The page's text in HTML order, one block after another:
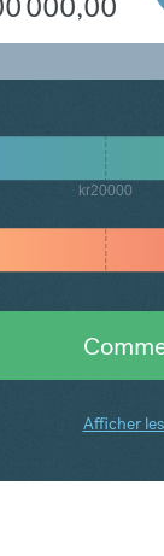
kr20000
Afficher